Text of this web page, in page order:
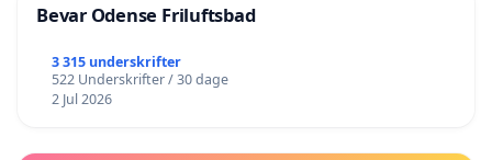
Bevar Odense Friluftsbad
3 315 underskrifter
522 Underskrifter / 30 dage
2 Jul 2026